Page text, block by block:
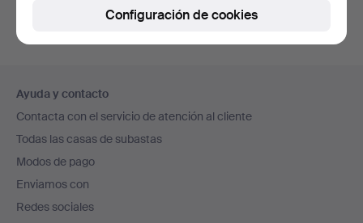
en
el
pie
de
página
Ayuda y contacto
Contacta con el servicio de atención al cliente
Todas las casas de subastas
Modos de pago
Enviamos con
Redes sociales
Configuración de cookies